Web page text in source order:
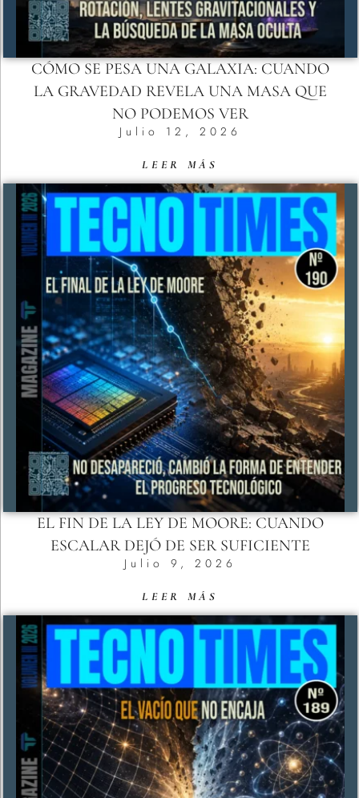
CÓMO SE PESA UNA GALAXIA: CUANDO
LA GRAVEDAD REVELA UNA MASA QUE
NO PODEMOS VER
Julio 12, 2026
LEER MÁS
EL FIN DE LA LEY DE MOORE: CUANDO
ESCALAR DEJÓ DE SER SUFICIENTE
Julio 9, 2026
LEER MÁS